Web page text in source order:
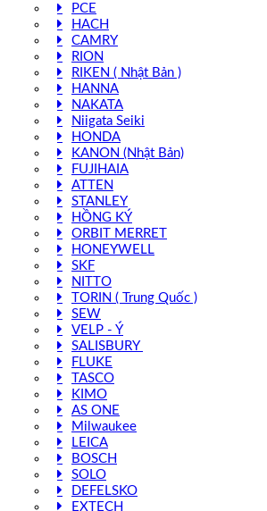
PCE
HACH
CAMRY
RION
RIKEN ( Nhật Bản )
HANNA
NAKATA
Niigata Seiki
HONDA
KANON (Nhật Bản)
FUJIHAIA
ATTEN
STANLEY
HỒNG KÝ
ORBIT MERRET
HONEYWELL
SKF
NITTO
TORIN ( Trung Quốc )
SEW
VELP - Ý
SALISBURY
FLUKE
TASCO
KIMO
AS ONE
Milwaukee
LEICA
BOSCH
SOLO
DEFELSKO
EXTECH